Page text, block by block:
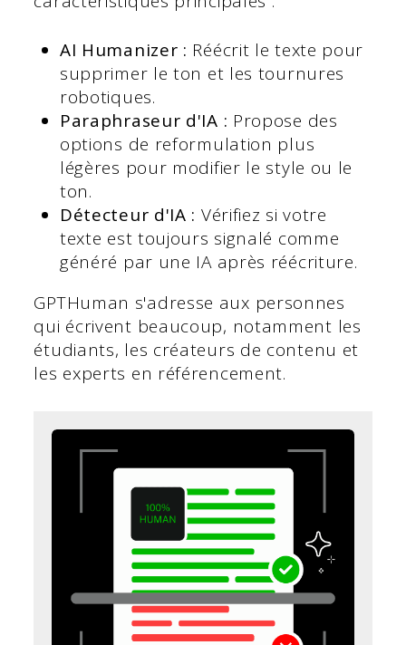
AI Humanizer : Réécrit le texte pour
supprimer le ton et les tournures
robotiques.
Paraphraseur d'IA : Propose des
options de reformulation plus
légères pour modifier le style ou le
ton.
Détecteur d'IA : Vérifiez si votre
texte est toujours signalé comme
généré par une IA après réécriture.
GPTHuman s'adresse aux personnes
qui écrivent beaucoup, notamment les
étudiants, les créateurs de contenu et
les experts en référencement.